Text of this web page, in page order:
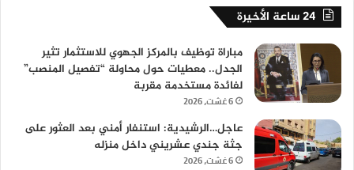
24 ساعة الأخيرة
مباراة توظيف بالمركز الجهوي للاستثمار تثير
الجدل.. معطيات حول محاولة “تفصيل المنصب”
لفائدة مستخدمة مقربة
6 غشت، 2026
عاجل…الرشيدية: استنفار أمني بعد العثور على
جثة جندي عشريني داخل منزله
6 غشت، 2026